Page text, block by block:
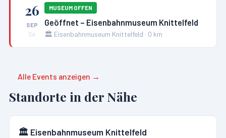
26
SEP
Sa
MUSEUM OFFEN
Geöffnet – Eisenbahnmuseum Knittelfeld
🏛️ Eisenbahnmuseum Knittelfeld · 0 km
Alle Events anzeigen →
Standorte in der Nähe
🏛️ Eisenbahnmuseum Knittelfeld